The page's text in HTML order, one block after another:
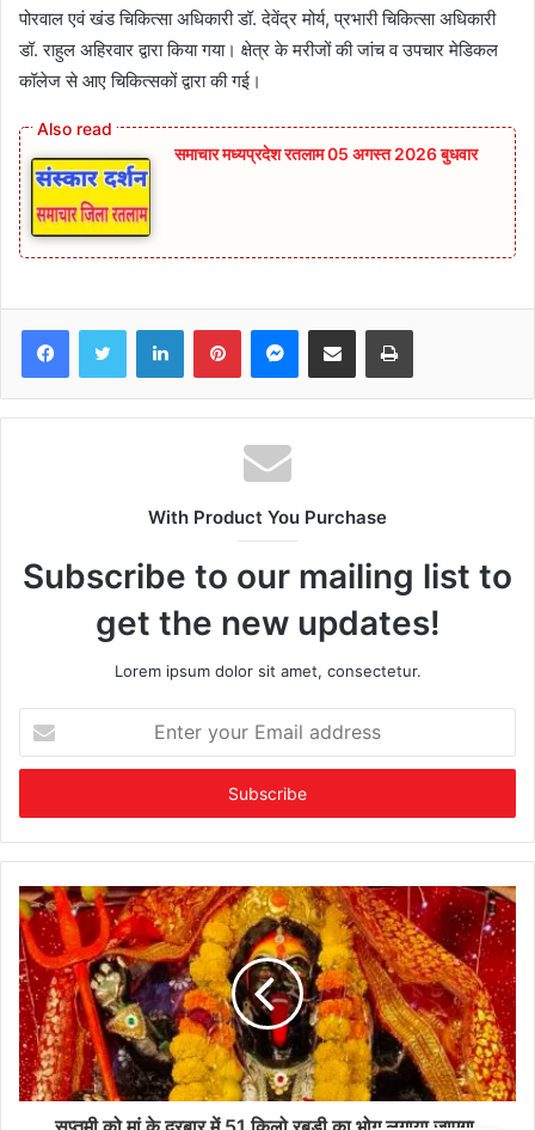
पोरवाल एवं खंड चिकित्सा अधिकारी डॉ. देवेंद्र मोर्य, प्रभारी चिकित्सा अधिकारी
डॉ. राहुल अहिरवार द्वारा किया गया। क्षेत्र के मरीजों की जांच व उपचार मेडिकल
कॉलेज से आए चिकित्सकों द्वारा की गई।
समाचार मध्यप्रदेश रतलाम 05 अगस्त 2026 बुधवार
FacebookTwitter LinkedInPinterestMessenger
Share via Email Print
With Product You Purchase
Subscribe to our mailing list to
get the new updates!
Lorem ipsum dolor sit amet, consectetur.
your
Email